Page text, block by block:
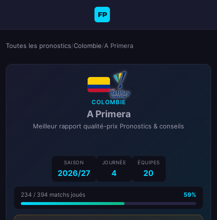
FP
Toutes les pronostics/Colombie/A Primera
COLOMBIE
A Primera
Meilleur rapport qualité-prix Pronostics & conseils
SAISON
2026/27
JOURNÉE
4
ÉQUIPES
20
234 / 394 matchs joués 59%